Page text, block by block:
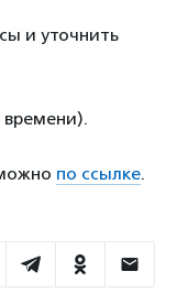
и уточнить
времени).
по ссылке.